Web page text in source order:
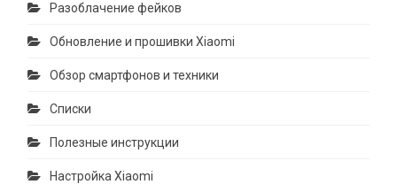
Разоблачение фейков
Обновление и прошивки Xiaomi
Обзор смартфонов и техники
Списки
Полезные инструкции
Настройка Xiaomi